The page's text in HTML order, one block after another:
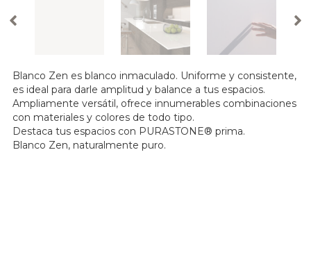
Blanco Zen es blanco inmaculado. Uniforme y consistente,
es ideal para darle amplitud y balance a tus espacios.
Ampliamente versátil, ofrece innumerables combinaciones
con materiales y colores de todo tipo.
Destaca tus espacios con PURASTONE® prima.
Blanco Zen, naturalmente puro.